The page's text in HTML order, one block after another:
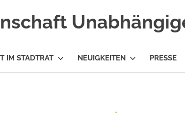
IM STADTRAT NEUIGKEITEN PRESSE